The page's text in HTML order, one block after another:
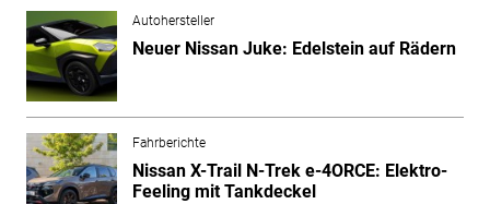
Autohersteller
Neuer Nissan Juke: Edelstein auf Rädern
Fahrberichte
Nissan X-Trail N-Trek e-4ORCE: Elektro-
Feeling mit Tankdeckel